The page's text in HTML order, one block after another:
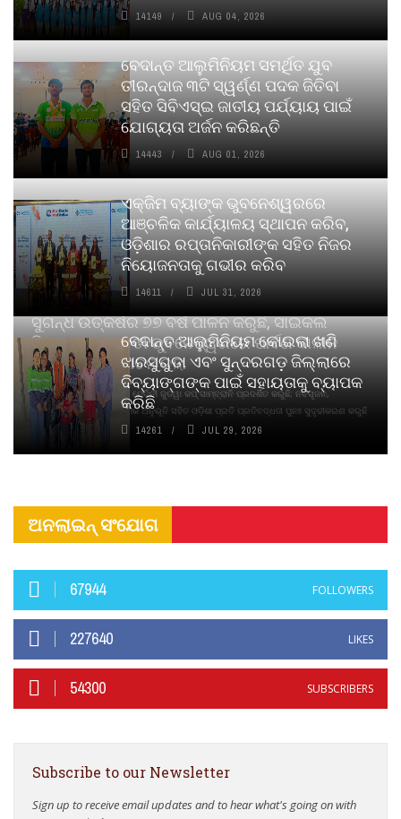
ସୁଗନ୍ଧ ଉତ୍କର୍ଷର ୭୭ ବର୍ଷ ପାଳନ କରୁଛି, ସାଇକଲ
ପିୟୋର୍‌ ଅଗରବତୀ ଭୁବନେଶ୍ୱରରେ ପାର୍ବଣ କାଳୀନ
ନବସୃଜନ ଉନ୍ମୋଚନ କଲା
ବାଉଁଶ ବିହୀନ କଠିନ ଧୂପ ଏବଂ ମେଦିନୀ ଜୁଡୱା କପ୍‌ ସାମ୍ବ୍ରାନି ପ୍ରଦର୍ଶିତ କରୁଛି; ନବସୃଜନ,
ଦୀର୍ଘସ୍ଥାୟିତା ଏବଂ ଆଧ୍ୟାତ୍ମିକ ଅନୁଭୂତି ସହିତ ଓଡ଼ିଶା ପ୍ରତି ପ୍ରତିବଦ୍ଧତା ପୁନଃ ସୁଦୃଢୀକରଣ କରୁଛି
14149 AUG 04, 2026
ବେଦାନ୍ତ ଆଲୁମିନିୟମ ସମର୍ଥିତ ଯୁବ
ତୀରନ୍ଦାଜ ୩ଟି ସ୍ୱର୍ଣ୍ଣ ପଦକ ଜିତିବା
ସହିତ ସିବିଏସ୍ଇ ଜାତୀୟ ପର୍ଯ୍ୟାୟ ପାଇଁ
ଯୋଗ୍ୟତା ଅର୍ଜନ କରିଛନ୍ତି
14443 AUG 01, 2026
ଏକ୍ଜିମ ବ୍ୟାଙ୍କ ଭୁବନେଶ୍ୱରରେ
ଆଞ୍ଚଳିକ କାର୍ଯ୍ୟାଳୟ ସ୍ଥାପନ କରିବ,
ଓଡ଼ିଶାର ରପ୍ତାନିକାରୀଙ୍କ ସହିତ ନିଜର
ନିୟୋଜନତାକୁ ଗଭୀର କରିବ
14611 JUL 31, 2026
ବେଦାନ୍ତ ଆଲୁମିନିୟମ କୋଇଲା ଖଣି
ଝାରସୁଗୁଡା ଏବଂ ସୁନ୍ଦରଗଡ଼ ଜିଲ୍ଲାରେ
ଦିବ୍ୟାଙ୍ଗଙ୍କ ପାଇଁ ସହାୟତାକୁ ବ୍ୟାପକ
କରିଛି
14261 JUL 29, 2026
ଅନଲାଇନ୍ ସଂଯୋଗ
67944 FOLLOWERS
227640 LIKES
54300 SUBSCRIBERS
Subscribe to our Newsletter
Sign up to receive email updates and to hear what's going on with